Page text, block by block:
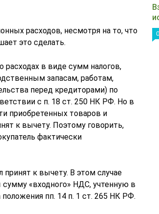
расходов, несмотря на то, что
это сделать.
расходах в виде сумм налогов,
запасам, работам,
перед кредиторами) по
с п. 18 ст. 250 НК РФ. Но в
приобретенных товаров и
к вычету. Поэтому говорить,
фактически
к вычету. В этом случае
сумму «входного» НДС, учтенную в
пп. 14 п. 1 ст. 265 НК РФ.
0